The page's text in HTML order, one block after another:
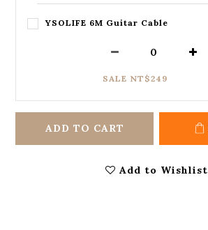
YSOLIFE 6M Guitar Cable
SALE NT$249
ADD TO CART
Add to Wishlist